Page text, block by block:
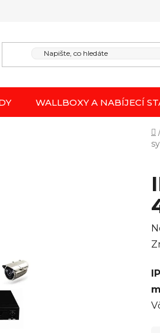
WALLBOXY A NABÍJECÍ
je
z